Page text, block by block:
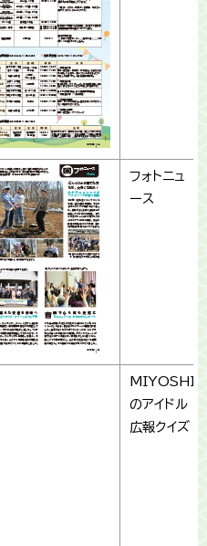
フォトニュ
ース
MIYOSHI
のアイドル
広報クイズ